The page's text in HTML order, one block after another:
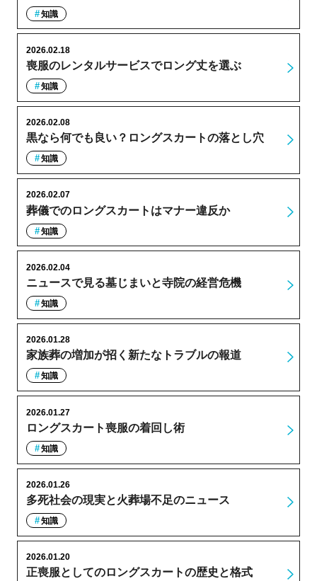
知識
喪服のレンタルサービスでロング丈を選ぶ
2026.02.18
知識
黒なら何でも良い？ロングスカートの落とし穴
2026.02.08
知識
葬儀でのロングスカートはマナー違反か
2026.02.07
知識
ニュースで見る墓じまいと寺院の経営危機
2026.02.04
知識
家族葬の増加が招く新たなトラブルの報道
2026.01.28
知識
ロングスカート喪服の着回し術
2026.01.27
知識
多死社会の現実と火葬場不足のニュース
2026.01.26
知識
正喪服としてのロングスカートの歴史と格式
2026.01.20